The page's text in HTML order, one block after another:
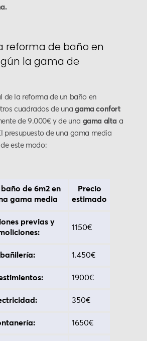
reforma de baño en
la gama de
de la reforma de un baño en
cuadrados de unagama confort
de 9.000€ y de una gama alta a
presupuesto de una gama media
este modo:
de 6m2 en
gama media
Precio
estimado
previas y
1150€
1.450€
1900€
350€
1650€